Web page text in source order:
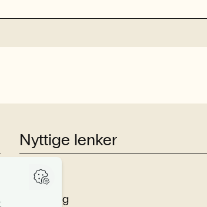
Nyttige lenker
Studier
Forskning